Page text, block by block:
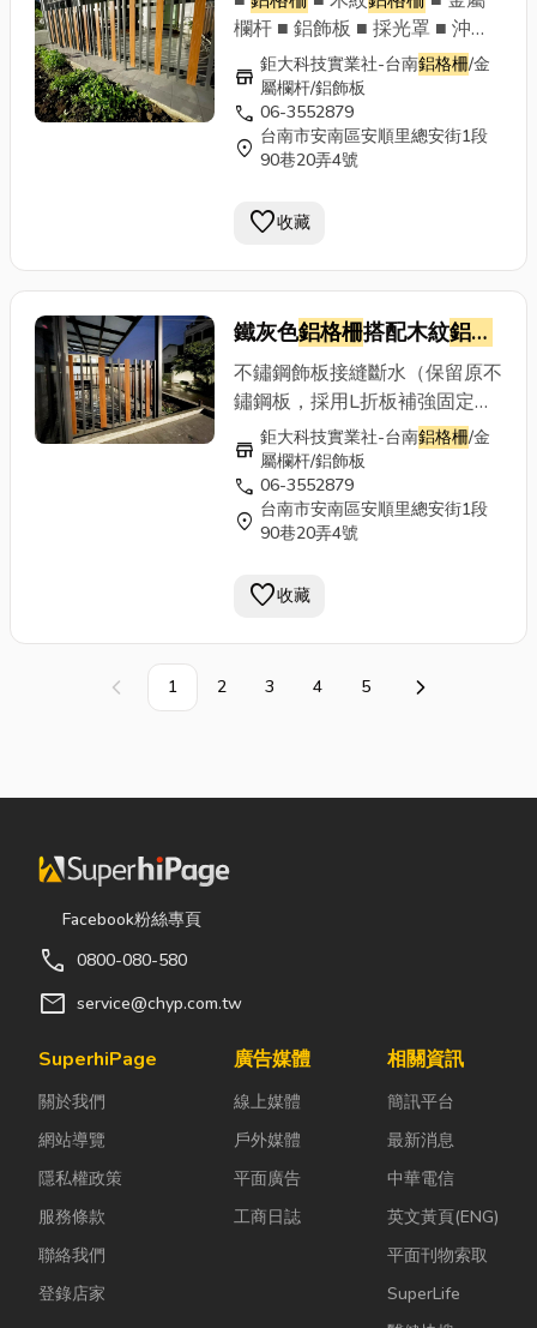
欄杆 ■ 鋁飾板 ■ 採光罩 ■ 沖孔
板 ■ 鋁門窗 落地窗 拉門 ■ 其他
金屬構架工程 ■ 售後服務 ■ 設
計規劃 鉅大科技實業社 歡迎來
電洽談 06-3552879 專業設計
責任施工 Line官方帳號：
最優質的售後服務，讓顧客滿意
store 鉅大科技實業社-台南鋁格柵/金
屬欄杆/鋁飾板
call 06-3552879
location_on 台南市安南區安順里總安街1段
90巷20弄4號
favorite收藏
鐵灰色鋁格柵搭配木紋鋁格
柵
不鏽鋼飾板接縫斷水（保留原不
鏽鋼板，採用L折板補強固定）
外觀木紋鋁格柵，戶外LED燈具
配置固定 ■鋁格柵
柵■ 金屬欄杆 ■ 鋁飾板 ■ 採光
罩 ■ 沖孔板 ■ 鋁門窗 落地窗 拉
社 歡迎來電洽談 06-3552879
術及最優質的售後服務，讓顧客
store 鉅大科技實業社-台南鋁格柵/金
屬欄杆/鋁飾板
call 06-3552879
location_on 台南市安南區安順里總安街1段
90巷20弄4號
favorite收藏
上一頁 1 2 3 4 5 下一頁
Facebook粉絲專頁
call 0800-080-580
mail service@chyp.com.tw
SuperhiPage
關於我們
網站導覽
隱私權政策
服務條款
聯絡我們
登錄店家
廣告媒體
線上媒體
戶外媒體
平面廣告
工商日誌
相關資訊
簡訊平台
最新消息
中華電信
英文黃頁(ENG)
平面刊物索取
SuperLife